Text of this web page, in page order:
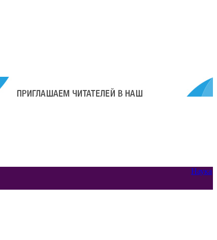
Наука